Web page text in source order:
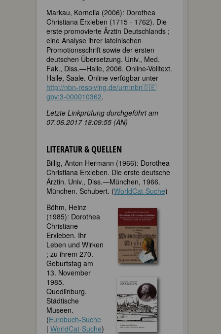
Markau, Kornelia (2006): Dorothea
Christiana Erxleben (1715 - 1762). Die
erste promovierte Ärztin Deutschlands ;
eine Analyse ihrer lateinischen
Promotionsschrift sowie der ersten
deutschen Übersetzung. Univ., Med.
Fak., Diss.—Halle, 2006. Online-Volltext.
Halle, Saale. Online verfügbar unter
http://nbn-resolving.de/urn:nbn🇩🇪
gbv:3-000010362.
Letzte Linkprüfung durchgeführt am
07.06.2017 18:09:55 (AN)
LITERATUR & QUELLEN
Billig, Anton Hermann (1966): Dorothea
Christiana Erxleben. Die erste deutsche
Ärztin. Univ., Diss.—München, 1966.
München. Schubert. (WorldCat-Suche)
Böhm, Heinz
(1985): Dorothea
Christiane
Erxleben. Ihr
Leben und Wirken
; zu ihrem 270.
Geburtstag am
13. November
1985.
Quedlinburg.
Städtische
Museen.
(Eurobuch-Suche
| WorldCat-Suche)